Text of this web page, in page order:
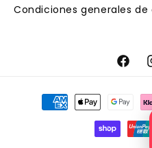
Condiciones generales de
Formas